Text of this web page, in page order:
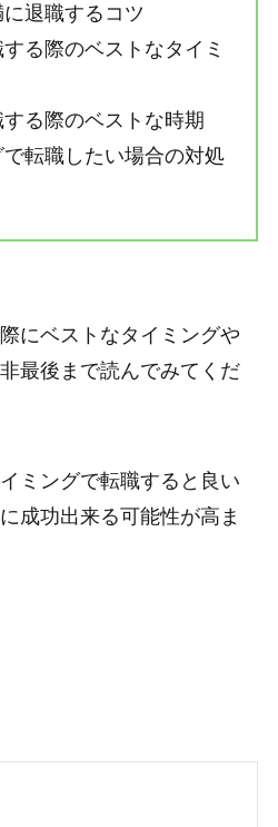
退職するコツ
る際のベストなタイミ
る際のベストな時期
転職したい場合の対処
にベストなタイミングや
最後まで読んでみてくだ
ミングで転職すると良い
成功出来る可能性が高ま